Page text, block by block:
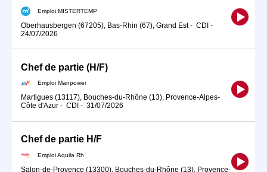
Emploi MISTERTEMP
Oberhausbergen (67205), Bas-Rhin (67), Grand Est- CDI -
24/07/2026
Chef de partie (H/F)
Emploi Manpower
Martigues (13117), Bouches-du-Rhône (13), Provence-Alpes-
Côte d'Azur - CDI - 31/07/2026
Chef de partie H/F
Emploi Aquila Rh
Salon-de-Provence (13300), Bouches-du-Rhône (13), Provence-